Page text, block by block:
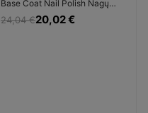
Base Coat Nail Polish Nagų
lakas Moterims
24,04 €20,02 €